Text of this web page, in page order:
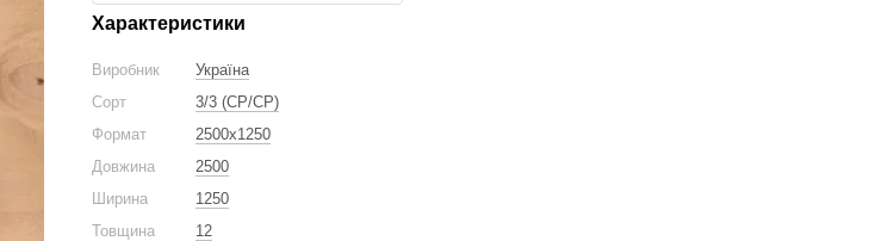
Характеристики
Виробник
Україна
Сорт
3/3 (CP/CP)
Формат
2500x1250
Довжина
2500
Ширина
1250
Товщина
12